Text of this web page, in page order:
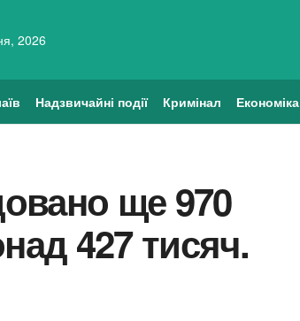
2026
Надзвичайні події Кримінал Економіка
ще 970
427 тисяч.